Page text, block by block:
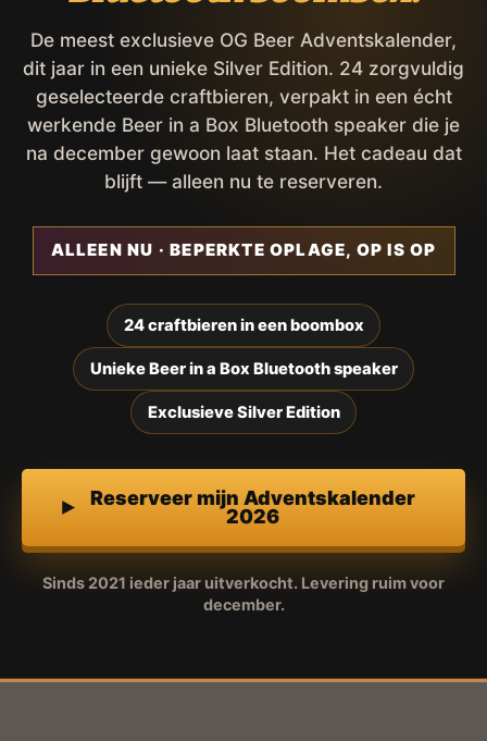
De meest exclusieve OG Beer Adventskalender,
dit jaar in een unieke Silver Edition. 24 zorgvuldig
geselecteerde craftbieren, verpakt in een écht
werkende Beer in a Box Bluetooth speaker die je
na december gewoon laat staan. Het cadeau dat
blijft — alleen nu te reserveren.
ALLEEN NU · BEPERKTE OPLAGE, OP IS OP
24 craftbieren in een boombox
Unieke Beer in a Box Bluetooth speaker
Exclusieve Silver Edition
Reserveer mijn Adventskalender
2026
Sinds 2021 ieder jaar uitverkocht. Levering ruim voor
december.